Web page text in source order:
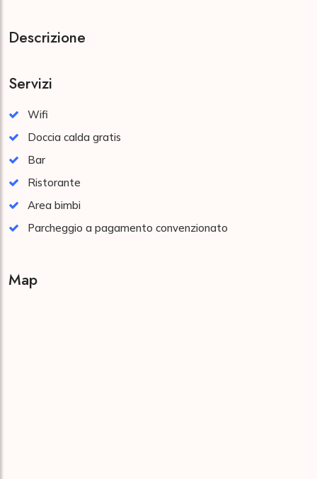
Descrizione
Servizi
Wifi
Doccia calda gratis
Bar
Ristorante
Area bimbi
Parcheggio a pagamento convenzionato
Map